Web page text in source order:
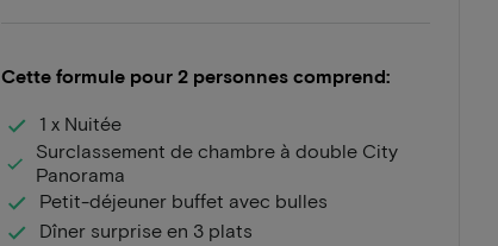
Cette formule pour 2 personnes comprend:
1 x Nuitée
Surclassement de chambre à double City
Panorama
Petit-déjeuner buffet avec bulles
Dîner surprise en 3 plats